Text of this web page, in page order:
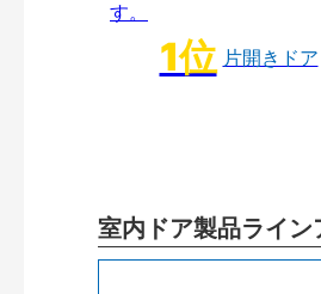
片開きドア
室内ドア製品ライン